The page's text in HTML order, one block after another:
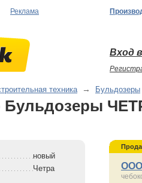
Реклама
Вход
техника → Бульдозеры
Бульдозеры
новый
Четра ООО